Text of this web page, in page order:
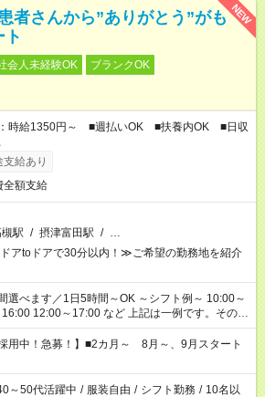
NEW
者さんから”ありがとう”がも
ト
会人未経験OK
ブランクOK
時給1350円～ ■週払いOK ■扶養内OK ■日収
給あり
全額支給
駅 / 摂津富田駅 / …
アtoドアで30分以内！≫ご希望の勤務地を紹介
／1日5時間～OK ～シフト例～ 10:00～
～17:00 など 上記は一例です。その他
クの場合当社と合わせて法
40時間を超えなければOKです。
採用中！急募！】■2カ月～ 8月～、9月スタート
～50代活躍中 / 服装自由 / シフト勤務 / 10名以